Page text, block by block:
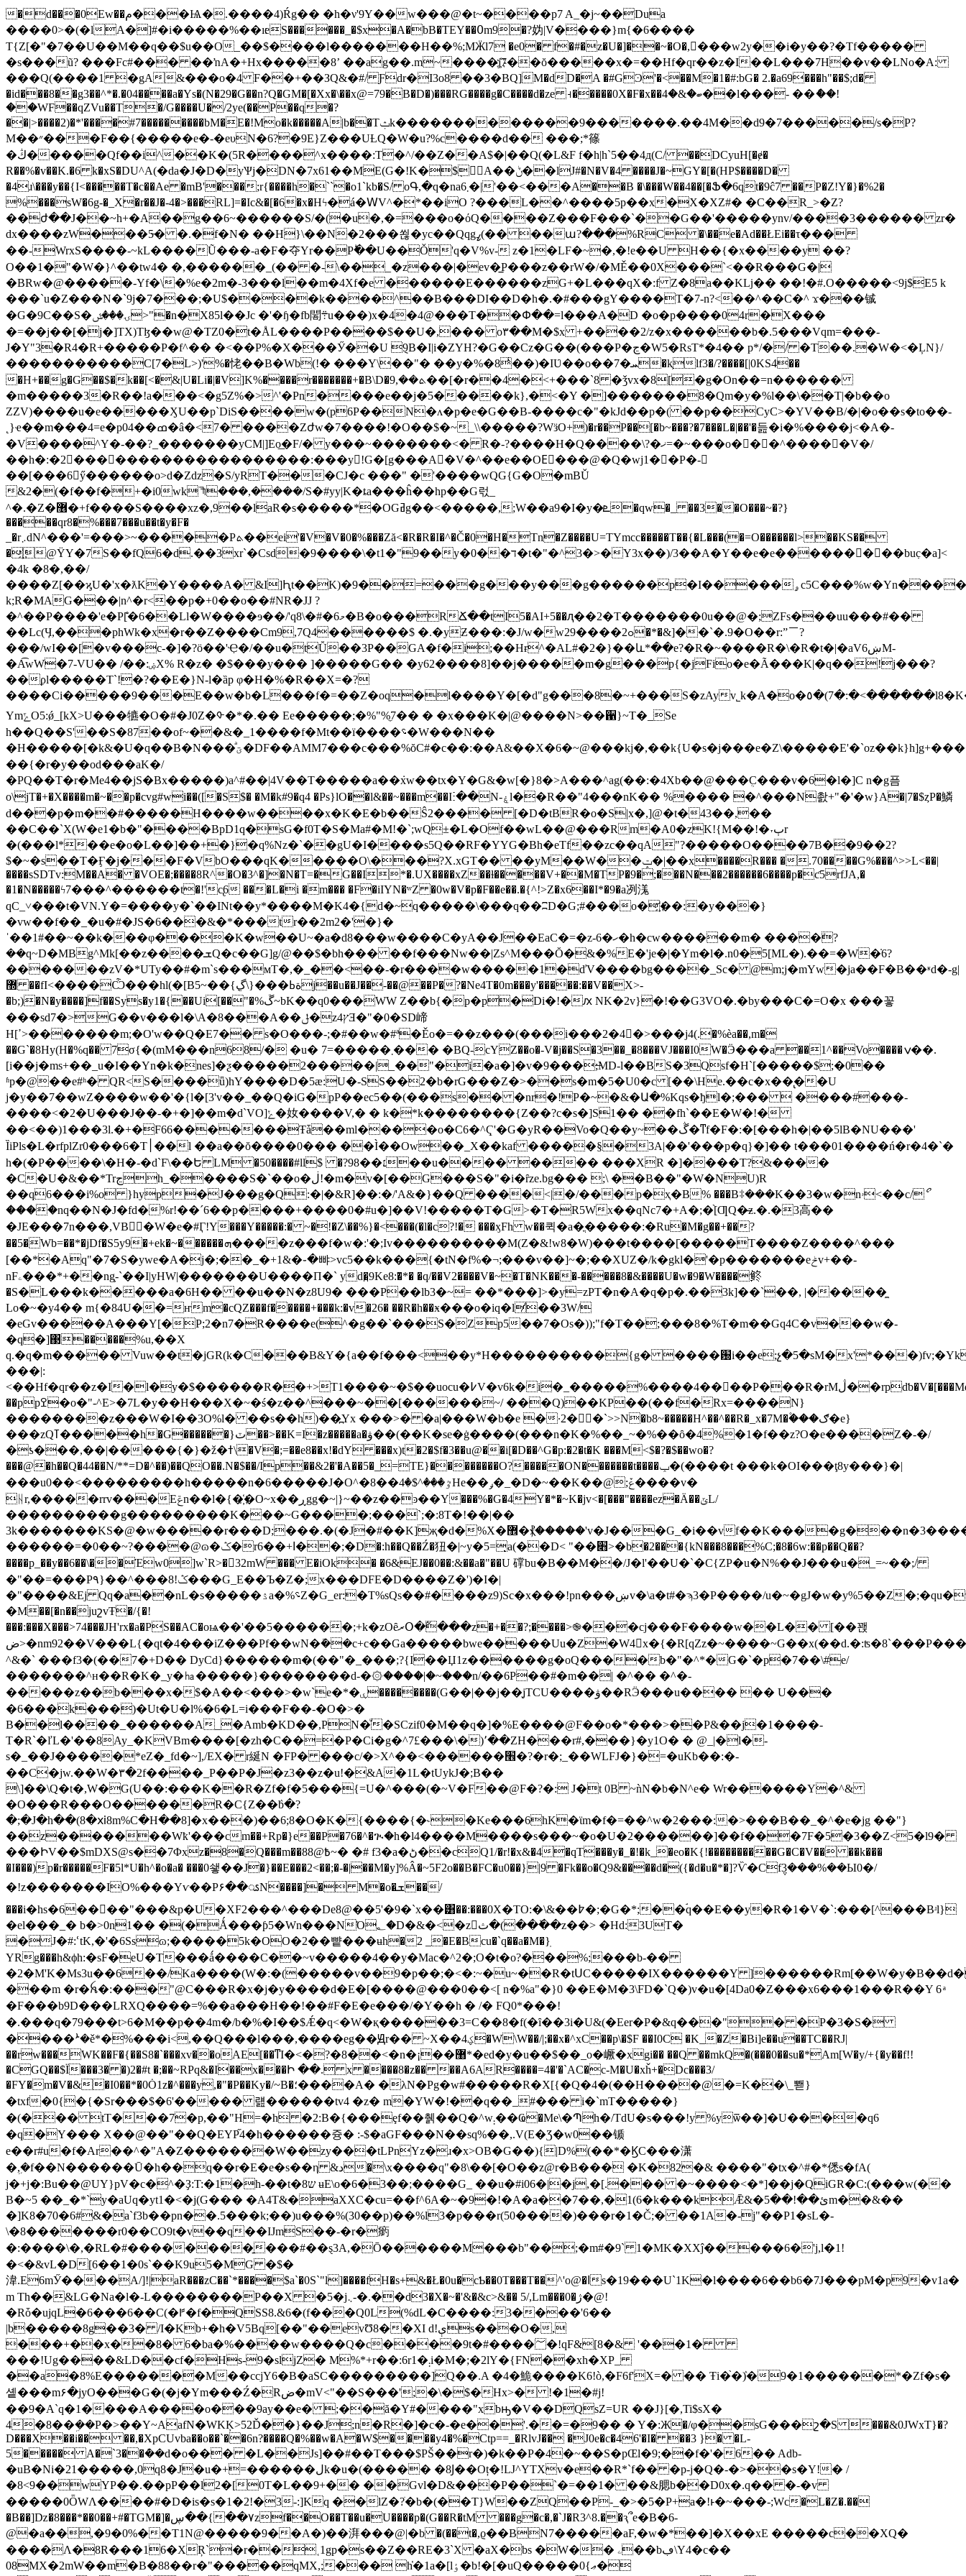
�d���0Ew��م���Ѩ�.����4)Ŕg�� �h�ν'9Y��w���@�t~����p7 A_�j~��Dua
����0>�(�lA�]#�i�����%��ı׃eS������_�$x�A�bB�TEY��߀m9�?妫|V����}m{�6����
T{Z[�"�7��U��M��q��$u��O_��$����l�������H��%;MӜl7 �e0� f�#�z�U�]��~�O�,𽰃���w2y��i�y��?�Tf�����
�s���ũ? ���Fc#��� ��ŉA�+Hx�����8ʼ ��ag��.m~����j҉7��ŏ�����x�=��Hf�qr��z�I��L���7H��v��LNo�A:
���Q(����1 �gA&���o�4 F��+��ЗQ&�#/ Ƒdr�I3o8 ��3�BԚ]M�dD�A �#GϿ'�<��M�1�#:bG� 2.�a69���h"��$;d�
�id���8��g3��^*�.�04����a�Ys�(N�29�G��n?Q�GM�[�Xx�\��x@=79�B�D�)���RG����g�C����d�ze ⫞�����0X�F�x��ބ�&�4��l���- ��ެ��!
��WF��qZVu��T�/G����U�/2ye(��P��q�?
��|>����2)�*'����#7���������bM�E�!Mo�k�����A|b��Tݑk�������������9�������.��4M��d9�7�����/s�P?
M��״���F��{�����e�-�eυN�6?�9E}Z���UȽQ�W�u?%c����d�� ���;*篠
�ڭ�����Qf��i^��K�(5R����^x����:T�^/��Z��A$�|��Q(�L&F f�h|h`5��4д(C/ ��DCyuH[�ɇ�
R��%�v��K.�6 k�xS�DU^Α(�da�J�D�yѰj�DN�7x61��ME(G�!K�$݂A��ݨ��lJ#�N�V�4 ����J�~GY�[�(HP$����D�
�4ɹ\���y��{I<�����T�c��Ae �mB'���;r{����h�``�o1`kb�S/ oԳ,�q�na܂6�|'��<���A��B �\���W��4��[�Ֆ�6qt�9ĉ7 ��P�Z!Y�}�%2�
%���sW�6g-�_X�r��J�-4�>���RL]=�Ic&�[�6�x�Hϟ�á�ꓪV^�*��iO ?���L��^����5p��x�X�XZ#� �C��R_>�Z?
��ժ��J��~h+�A��g��6~������S/�(�u�,�=���o�όQ����Z���F���`��G��'�����ynv/����3������ zr�
dx����zW���5̶� �.�f�N� ��H}\��N�2���쐲�yc��Qqgߨ(�� ��ա?���%RC �\��e�Ad��ŁEi��τ���
��-WrxS����-~kL����Ũ���-a�F�夺Yr��Pؕ��U��Ǒ'q�V%v- z�1�LF�~�,�!e��U H��{�x����y ��?
O��1�"�W�}^��tw4� �,������_ (�� �-\��_�z���|�ev�̲P���z��rW�/�MĚ��0X���`<��R���G�|
�BRw�@�����-Yf�\�%e�2m�-3���l��m�4Xf�e ������E������zG+�L���qX�:f Z�8a��Kǈ�� ��!�#.O�����<9j$E5 k
���`u�Z���N�`9j�7���;�U$����k����^��B���DI��D�h�.�#���gY����T�7-n?<��^��C�^ ϫ���铖
�G�9C��S�ۍ���ݜ>"�n�X85l��Jc �'�ɧ�fb䦜܊u���)x�4�4@���T��Փ��=l���A�D �o�p����04r�X���
�=��j��[�j�]TX)Tɮ��w@�TZ0�t�ÅL����P����$��U�,��� o۳��M�$x +����2/z�x������b�.5���Vqm=���-
J�Y"3�R4�R+�����P�f^�� �<��P%�X���Ӳ��U ݈9B�I|i�ZYH?�G��Cz�G��(���P�ﭶ�W5�RsT*�4�� p*/�/ �T��.�W�<�ĻN}/
�����������C[7�L>)'%�恅��B�Wb(!� ���Y\��"� ��y�%�8ͥ��)�IƲ��o��7�ܚ�k͕lf3�/?����[|0KS4��
�H+��g�G��$�k��[<�&|U�Li�|�V]K%����r�������+�B\D�ܬ��,9��[�r��4�<+���`8 �ǯvx�8[�g�On��=n������
�m�����3�R��!a���<�g5Z%�>^'�Pn����e��j�5�����k},�<�Y �]�������8�Qm�y�%l��\��T|�b��o
ZZV)����u�e�����ӼU��p`DiS����w�(p6P��N�ʌ�p�e�G��B-����c�"�kJd��p�( ��p��CyC>�YV��B/�|�o��s�to��-
˛}ҽ��m���4=e�p04��ߘ�â�<7� ����Zժw�7����!�O��$�~_\\�����?WӟO+)�r��P��[�b~���?�7���L�|��'�듪�i�%����j<�A�-
�V����^Y�-��?_�������yCM|]Eo͟�F/� y���~�������<� R�-?����H�Q����\?�ޚ=�~���o���^���� �V�/
��h�:�2��������������������:���y!G�[g���A�V�^��e��OEٕ���@�Q�wj1��P�-
��[���6ӳ������o>d�Zǳ�S/yRT���CJ�c ���" �'����wQG{G�O�mBǓ
&2�(�f��f�+�i0wkꖑ���,����/S�#yy|K�ȶ a���ĥ��hp��G럯_
^�.�Z�޶�+f����S����xz�,9��laR�s�����*�OGߥg��<�����,;W��a9�I�y�ܧ�qw�_ ��3��O���~�?}
�����qr8�%���7���u��t�y�F�
_�r܇dN^���'=���>~�����Pܬ��ei'�V�V�0�%���Ză<�R�R�I�^�Č�0�H�Tn�Z����U=TYmcc�����T��{�L���(�=O������l>��KS��
�҉@ŸY�7S��fQ6�d.��3xr`�Csd�9����\�t1�"9��y�0��ד�t�"�^3�>�Y3x��)/3��A�Y��e�e������� ��bu߲c�a]<
�4k �8�,��/
����Z[��ϗU�'x�ƛK�Y����A� &I]Ԧt��K)�9��=���g���y���g������p�I�����ۄc5C���%w�Yn������
k;R�MAG���|n^�r<��p�+0��o��#NR�JJ ?
�^��P����'e�P[̐�6��Ll�W����ɘ��/'q8\�#�މ6�B�o���RՃ��tI5�AI+5��ԯ��2�T�������0u��@�;ZFѕ���uu���#��
��Lc(Ӌ,���pһWk�x�r��Z����Cm9,7Q4������$ �.�yƵ���:�J/w�w29����2ߋ�*�&]��`�.9�O��r:ˮ￣?
���/wI��[�v���c-�]�?ö��'Ҿ�/��u�tǙ��3P��GA�f�i;��Hɍ^�AL#�2�}��և*��e?�R�~����R�\�R�t�|�aV6ښM-
�A͡wW�7-VU�� /��:ۻX% R�z� �$���y��� ]�����G�� �y62����8]��j�����m�g���p{�jFio�e�Ã���K|�q��!j���?
��ϼl�����T`!�?��E�}N-l�ȁp φ�H�%�R��X=�?
����Ci�����9���E��w�b�L���f�=��Z�oq�l����Y�[�d"g���8�~+���S�zAyv˾k�A�o�٥�(7�:�<������l8�K�ܫ�Ǧ0�����.���sv�&؀N
YmݻO5:ǿ_[kX>U���犥�O�#�J0Z�ᡐ�*�.�� Ee�����;�%"%̼7�� � �x���K�|@����N>��਑}~T�_Se
h��Q��S'��S�87��of~��&�_1����f�Mt��ї����؝�W���N��
�H�����[�k&� U�q��B�N���ͣؾ�DF��AMM7���c���%ŏC#�c��:��A&��X�6�~@���kj�,��k{U�s�j���e�Z\�����E'�`oz��k}h]g+�����*��
��{�r�y��od���aK�/
�PQ��T�r�Me4��jS�Bx�����)a^#��|4V��T�����a��ܿxw��tx�Y�G&�w[�}8�>A���^ag(��:�4Xb��@���ܴC���v�6�l�]C n�g픔
o\jT�+�X����m�~��p�cvg#wi��([�S$� �M�k#9�q4 �Ps}lO��l&��~���m��Iⵗ��N-ۼl��R��"4���nK�� %���� �^���N촰+"�'�w}A�|7�$ȥP�鱗
d���p�m��#�����H����w����x�K�E�b��Ŝ2���� [�D�tBR�o�S|x�,]@�t�43��,��
��C��`X(W�e1�b�"����BpD1q�sG�f0T�S�Ma#�M!�`;wQ±�L�Of��wL��@���Rm�A0�zK!{M��!�˕ٻr
�(���l*��e�o�L��]��+�}�q%Nz�`��gU�I����s5Q��RF�YYG�Bh�eTf��zc��qA"?�����O����7B��9��2?
$�~�s��T�Ӻ�j���F�VbO���qK�����O\���?X.xGT�� ��yM��W��ݓ�|��x����R��� �.70����G%���^>>L<��|
����sSDTv:M��A� �VOE�;����8R^�O�3^�]�N�T=�G��I*�.UX����xZ��ɫ�����V+��M�TP�9�;���N���2������6����p�ƈ5rfJA,�
�1�N�����ϟ7���^������t�!'c̢6 ���L�i �m��� �F�iIYN�ʷZ �0w�V�p�F��e��.�{^!>Z�x6��I*�9�a冽溬
qC_˅���t�VN.Y�=����y�`��INt��y*����M�K4�{d�~q�����\���q��ʭD�G;#���o�҉��:�y���}
�vw��f��_�u�#�JS�6���&�*���tr��2m2�'�}�
ˈ��1#��~��k���φ����K�w��U~�a�d8���w����C�yA��J��EaC�=�z-6�ހ�h�cw������m� ����ܺ?
��q~D�MΒg^Мk[��z����ܫQ�c��G]g/@��$�bh��� ��f���Nw��|Zs^M���Ŏ�&�%E�'je�|�Ym�l�.n0�5[ML�).��=�W�̇6?
�������zV�*UTy��#�m`s���мT�,�_��<��-�r����w�����1�ďV����bg����_Sc� @m;j�mYw�ja��F�B��ʶd�-g|
޽ ��fI<����Ѽ���hl(�[B5~��{ڲ߲\}���ةߕj��u��J��-��@��P�?�Ne4T�0m���y'�����:��V��X>-
�b;)�N�y����]f��Sys�y1�{��Ui[��"�%ڱ~bK��q0���WW Z��b{�p�p�Di�!�ԕ NK�2v}�!��G3VO�.�by���C�=O�x ���꽇
���sd7�>G��v���l�\A�8���A��ݪ�zץ4Ǝ�"�0�SD崹
H[ߴ>�������m;�O'w��Q�E7�� s�O���-;�#��w�#ª�Ěo�=��z���(���i���2�4񢡲�>���j4(.�%èa��,m�
��G`�8Hy(H�%q�� 7σ{�(mM���n68/� �u� 7=�����܂��� �BQ-cYZ��o�-V�j��S�3��_�8���VJ���I0W�Ӭ���a ��1^��Vo����ݍ��.
[i��j�ms+��_u�I��Yn�k�nes]�ƺ�����2�����|_��"�i�a�]�v�9���;̶MD-l��BS�3Qsf�H`[�����$;�0��
ʱp�@��e#ʰ� QR<S����ǖ)hY����D�5æ:U�-SS��2�b�rG���Z�>��s�m�5�U0�c [��\He.��c�x��̢��U
j�y��7��wZ����w��'�{l�[3'v��_��Q�iG�pP��ec5��(���s�� �nr�!P�~�&�Ա�%Kqs�ђl�;���  ����#���-
����<�2�U���J��-�+�]��m�d`VO]ݺ�奻����V,� � k�*k��������{Z��?c�s�]S1�� ��fh`��E�W�!�
��<��)1���3l.�+�F66�������Ŧǡ��ml����o�C6�^Ҁ'�G�yR��Vo�Q��y~��ڴ�ͳf�F�:�[���h�|��5lB�NU���'
ȈiPls�L�rfplZr0���6�T׀��l ��a��ŏ����0��� ��Ì��Ow��_X��kaf �����§�3A|��'���p�q}�]�� t���01����ń�r�4�`�
h�(�P����\�H�-�d`F\��Ե LM �50����#ll$ �?9׆��8��u���� ���� ���XR �]����T?&����
�C�U�&��*Trڃh_�����S�`��o�ڶ!�m�v�[��G���S�"�i�ȓze.bg��� ;\ ��B��"�W�NU)R
��q6���i%o }hyp�J���g�Q:�|�&R]��:�/'A&�}��Q ����<|�/���p�ҳ�B% ���Bꖋ���K��3�w�nۥ<��c/ޯ
����nq��N�J�fd�%r!��´6��p����+����0�#u�]��V!�����T�G>�T�R5Wx��qNc7�+A�;�֨[ƢQ�̶z.�.�3高��
�JE���7n���,VB�W�e�#Ӷ!Y���Y�����:� ~�!�Z\��%}�<���(�l�c?!� ���ӽFh w��퀵�a�ֳ�����:�Ru�M�g��+��?
��5�Wb=��*�jDf�S5y9�+ek�~������ܗ����z���f�w�:'�;Iv����������M(Z�&!w8�W)���t����[ֿ�����T����Z����^���
[��*�Aq"�7�S�ywe�A�ј�;��_�+1&�֊�뺘>vc5��k���{�tN�f%�¬;���v��]~�;��XUZ�/k�gkl�'�p�������eݲv+��­
nFۦ���*+��ng֛-`��I|yHW|�������U����П�` yd�̯9Ke8:̃�*� �q/��V2����V�~�T�NK���-�����8�&����U�w�9�W����鿴
�S�L���k�����a�6H�� ��u��N�z8U9� ���P��lb3�~= ��*���]>�y=zPT�n�A�q�p�.��3k]��`��, |�����̼
Lo�~�y4�� m{�84U��=ҥm�cQZ���f�����+���k:�v�26� ��R�h��ӿ���o�iq�l̸��3W/
�eGv�����A���Y[�P;2�n7�R����e(^�g��`���S�Zp5��7�Os�));"f�T��;���8�%T�m��Gq4C�v���w�-
�q�]΃�����%u,��X
q.�q�m����� Vuw��t�jGR(k�C���B&Y�{a��f���<��y*H����������{g� ����԰i��e;չ�5�sM�x'*��
���|:
<��Hf�qr��z�I�l�y�$������R��+>T1����~�$��uocu�߇V�v6k�i�_�����%����4���َ�P���R�rMڷ��rpdƅ�V�[���Md��^�(
��ppߐ�o�"-^E>�7L�y��H���X�~�ś�z��^���~��[������~/ ���Q)��KP��(��f�Rx=����N}
��������z���W�I��3O%l� ��s��h)��߽Yx ���>� �a|���W�b�e �·2��`>>N�b8~�����H^��^��R�_x�7M�۫���ګ�e}
���zQߠ�����h�G������}ٽ��>��K=I�z�����a�ۋ��(��K�se�ġ����(���n�K�%��_~�%��ȏ�4%�1�f��z?O�e����Z�-�/
�ƾ���,��|�����{�}�ž�ߙ\�V�;=��e8��x!�dY ���x)t�2�$f�3��u@��i[�D��^G�p:�2�t�K ���M<$�?�$��wo�?
���@�h��Q�44��N/**=D�^��)��QO��.N�$��/Ip��&2�'�A��5�_=TE}��������O?�����ON�������t����ݕ�(����t ���k�OI���ţ8y���}�|
���u0��<���������h�����n�6�����J�O^�8��ٷ���^$�4He��ݛ�_�D�~��K��@;ݞ����v�
ᚺr,�����rrv���Eݝn��l�{�҉�O~x��ڕgg�~|}~��z��ͽ��Y���%�G�4Y�*�~K�jv<�[���"����ez�Ä��ݶL/
����������g���������K���~G����;���`;�:8T�!��|��
3k�������KS�@�w�����r���D;���.�(�J�#��K]җ�d�%X�޾�⳩�����'v�J���G_�i��vf��K����g���n�3�����aV�z�D9ǈ�N/
������=�0��~?����@ɷ�ݣ�r6��+ا��;�D�:h��Q��Ź�狃�|~y�5=̣a(��D< "��׋>�b�2���{kN���8���%C;�8�6w:��p��Q��?
����p_��y��6��\��Έw0]w`R>�32mW ��� E�iOk� �6&EJ��0��:&��a�"��U 礃bu�B��M��/J�l'��U�`�C{ZP�u�N%��J���u�_=~��;/
�"��=���P۹}��^���8!ݣ���G_E��Ъ�Z�;x���DFE�D����Z�')�I�|
�"����&Ej Qq�a��nL�s�����ۮa�%؝Z�G_er:�T%sQs��#����z9)Sc�x���!pn���ښv�\a�t#�ϡ3�P����/u�~�gJ�w�y%5��Z�;�qu�9�v��Q����S��aH�b����$�<C�hÐ������i���AJpl�%n⹪��W�Uڍ��
�M��[�n��juշvŦ�/{�!
���:���X���>74���JH'rx�a�PS��AC�oѩ��'��5������;+k�zOȇރՕ�߬���z�+��?;����>֎���cj���F����w��L�� [��꽩
ض>�nm92��V���L{�qt�4���iZ���Pf�� wN�ܽ��c+c��Ga�����bwe�����Uu�
^&�` ���f3�(��7�+D�� DyCd}������m�(��"�_���;?{I��Џ1z������g�oQ����b�"�^*�G�`�p�7��\#e/
�������^н��R�K�_y�㏊�����}������� �d-�۞����|�~���n/��6P��#�m��| �^�� �^�-
�����z��b���x�$�A��<���>�w`e�*�ۑ��������(G��|��j��֢jTCU����ۋ��RӬ���u���� �� U���
�6���k���)�Ut�U�l%�6�L=i���F��-�O�>�
B��l����_������A_�Amb�KD��,PN�ͧ�SCzif0�M��q�]�%E����@F��o�*���>��P&��j�1����-
T�R`�ľL�'��8Ay_�KVBm����[�zh�C��=�P�Ci�g�^7£���\�)٬��ZH���r#,���}�y1O� � @_|�l�-
s�_��J�����*eZ�_fd�~],/ΕX� r綖N �FP� ���c/�>X^��<������׮�?�r�;_��WLFJ�}�=�uKb��:�-
��C�jw.��W�٣�2f����_P��P�J�z3��z�u!�&A�1L�tUykJ�;B��
\]��\Q�t�,W�G(U��:���K��R�Zf�f�5���{=U�^���(�~V�F��@F�?�: J�t 0B ~ǹN�b�N^e� Wr������Y�^&
�O���R���О������R�C{Z��ٛb�?
�;�J�h��(8�ⅺ8m%C�H��8]�x���)��6;8�O�K�{����{�˞�Ke���6hK�ϊm�f�=��^w�2���:�>���B��_�^�e�jg ��"}
��z�������Wҟ'���cm��+Rp�}e��P�76�^�ጒ�h�l4����M����s���~�o�U�2������]��f���7F�5�3��Z<5�l9�
���ԻV��$mDXS@s��7Φxz�8�Q���m��88@߿~� �# f3�a�ڻ��cQ1/�r!�x&�4�qT���y�_�!�k_�eo�K{!����������G�C�V�� ��k���
�I���)p�r�����F�5l*U�h^�o�a� ���0쇟��J�}��E���2<��;�-�|��M�y]%Â�~5F2o��B�FC�u0��}|9 �Fk��o�Q9&����d�({�d�u�*�]?Ѷ�Cf݆3���%��Ы0�/
�!z�������IO%���Yѵ��P۶��ၗN����]� M�o�ܫ��/
���i�hs�6���ُ�"���&p�U�XF2���^���De8@��5'�9�`x��͸��:���0X�TO:�\&��߈�;�G�*;��ۘq��E��y�R�1�V�`:���[^���Bʴl}
�el���_� b�>0n1�� �(�Ǻ���ƥ5�Wn���NΌ؂�D�&�<�zﺙ�(���ٚ�z��> �Hd:3UT�
�J�#:ՙtK,�'�6Ssɷ;�����5k�OO�2��뺱���ʉh�2 _�E�Bcu�`q��a�M�}ֽ
YRg���h&ϕh:�sF�eU�T���ǻ����C��~v�����4��y�Mac�^2�;O�t�o?���%;���b-��
�2�M'K�Ms3u��6��/Ka����(W�:�(�����v��9�p��;�<�:~�u~��R�tՍC�����IX������Y
���m �r�ꫝ�:���"@C���R�x�j�y����d�E�[����@���0��<[ n� %a"�}0 ��E�M�3\FD�`Q�)v�u�[4Da0�Z���x6���1���R��Y 6 ͣ
�F���b9D���LRXQ����=%��a���H��!��#F�E�e���/�Y��h � /� FQ0*���!
�.���q�79���t>6�M��p��4m�/b�%�I��$Ǽ�q<�W�қ������3=C��8�f(�ȋ��3i�U&(�Eer�P�&q���"� �P�3�S�
����ܑ�ě*�%���i<,��Q���l���,����eg��Ԭr�� ~X��ؼ4�W\W��/|;��x�^xC��p\�$F ��I0C �K_�Z�Bi]e��u��TC��RJ|
��rw���WK��F�{��S8�`���xv��oAE[��ͳI�<�?�8��<�n�¡��޸*�ed�y�u��$��_o�嶥�xgi�� ��Q ��mkQ�(���0��su�*Am[W�y/+{�y��f!!
�CGQ��$Ï���3� �)2�#t �;��~RPq&�I��x���Ի ��. x ����8�z�� ��A6AR����=4�'�`AC�c-M�U�xȟ+�Dc���3/
�FY�m�V�&�I0��*�0Ȯ1z�^���y,�"�P��Ky�/~B�؛����A� �λN�Pg�w#�����R�X[{�Q�4�(��H����@�=K��\_뽿}
�txf�0{�{�Sr���$�6'����� 럞������tv4 �z� m�YW�!��q��_#��� i�`mT�����}
�(��� tT���7�p,��"H=�h �2:B�{���ȩf��췕��Q�^w܄��Ҩ�Me\�Պh�/TdU�s���!y %yѿ��]�U����q6
�q�Y��� X��@��"��Q�EYP֞4�h������즁� :-$�aGF���N��s؜q%��,.V(E�Ʒ�w0��锧
e��r#u�f�Ar��^�"A�Z�������W��zy���tLPnYz�ɹ�x>OB�G��){|D%(��*�ϏC���潇
�
ܹ,�f��N������Ū�h��q��r�E�e�s��η &د�\x����q"�8\��[�O��z@r�B��� �K�82�& ����"�tx�^#�*僁s�fA(
j�+j�:Bu��@UY}pV�c�^�Ҙ:T:�1�h-��t�8ש ʉE\o�6�3��;����G_ ��u�#i06�|�j,�[.��� �~����<�*]��j�QiGR�C:(���w(��
B�~5 ��_�*`y�aUq�уt1�<�j(G��� �A4T&�aXXC�cu=��f^6A�~�9�!�A�a��7��,�1(6�k���kǢ&�ئ��!��5m��&��
�]K8�70�6#&�a`f3b��pn��.5���k;��)u���%(30��p)��%l3�p���r(50����)���r�1�Č;� ��1A�-j"��P1�sL�-
\�8�������r0��CO9t�v��q��ĲmS��-�r�瘹
�:����\�,�RL�#��������̱���#��ȿ3A,�Ō������M���b"��;�m#�9` 1�MK�XXĵ�����6�'j,l�1!
�<�&vL�D[6��1�0s`��K9u5�MG �$�
湋.E6mӲ����A/]!|aR���zC��`*����$a`�0S`"l]����fH�s+&�Ł�0u�cƄ��0T���T��^'o@�اs�19���U`1K�l����6��b6�7J���pM�p9�v1a�
m Th��&LG�Na�l�-L��������P��X �5�j܆-�.��d3�X�~�'&�&c>&�� 5/,Lm���0�ژ�@!
�Rȱ�ujqL�6���6��C(�ꛂ�f�QSS8.&6�(f���Q0L(%ԁL�C����:3����'6��
|b�����8g��3� /I�Kb+�h�V5Bq[��"��evƱ8��XI d!ېs���O�,
���+��x��8� 6�ba�%����w����Q�c����9t�#����؅�!qF&[8�& '���1�
���!Ug����&LD��cf�Hs-9�sljZ� M%*+r��:6r1�܄i�M�;�2lY�{FN��xh�XP_
��a�8%E�������M��ccjY6�B�aSC���������]Q��.A �4�鮠����K6!ò,�F6f'X=� �� Ŧi�֙�ٛ)�9�1������*�Zf�s�
솉���m۶�jyO���G�(�j�Ym���Ź�Rض�mV<"��S���';�\�$�Hx>� !�1�#j!
��9�A`q�1����A����o���9ay��e� ;��ă�Y#����"xbԣ�V��DQsZ=UR ��J}[�,Ti$sX�
4�8��ܹ��P�>��Y~AafN�WKĶ>52Ď��}��J;n�R�]�c�-�e��'.��=�9�� � Y�:Ж�/φ��sG���շ�S ���&0JWxT}�?
D���X��i�� ��,�XpCUvba��o��`��6n?����Q�%��w�A�W$����y4�%�Ctp==_�RlvJ�� �J0e�c�46'�I� ��3 }� �L-
5����� A�`3��ܶ��d�o��� �L��Js]��#��T���$PŠ��r�)�k��P�4�~��S�pŒl�9;��f�'�6�� Adb-
�uB�Ni�21�����,0q8�J�u�+=������لk�u�(����� �8Ϳ��Oț�!Ǉ^YTXv�e��R*`f�� �p-j�Q�-�>��s�Y!� /
�8<9��wYP��.��pP��l2�[0T�L��9+�� ��Gvl�D&���P��`�=��1� ��&腮b��D0x�.q�� �-�v
�����0ȪWΛ����#�D�is�s�1�2!�3-:]Kq ��lZ�?ׁ�b�(��T}W��ZQ��P-_�>�5�P+a�!ͱ�~���-;Wc�L�Z�.��
�B��]ǲ�8���*��0��+#�TGM�]�ڛ��{��٧zf��O��T��u�U����p�(G��R�tM ���g�c�,�`J�R3^8.��ԇ՞e�B�6-
@�a��,�9�0%��T1N@�����9��A�)��湃���@|� b �(��t�,ϱ��ΒN7�����aF,�w�*��]�X��xE �����c��XQ�
����Λ�8R���16�XŖ`�r��˱1gp�s��Z��RE�3`X �aX�bs �W�� ۦ��bڢ\Y4�c��
08MX�2mW��m�B�88��r�"�����qMX,;��� h҅�1a�[lٶ�b!�[�uQ�����ޢ}0�